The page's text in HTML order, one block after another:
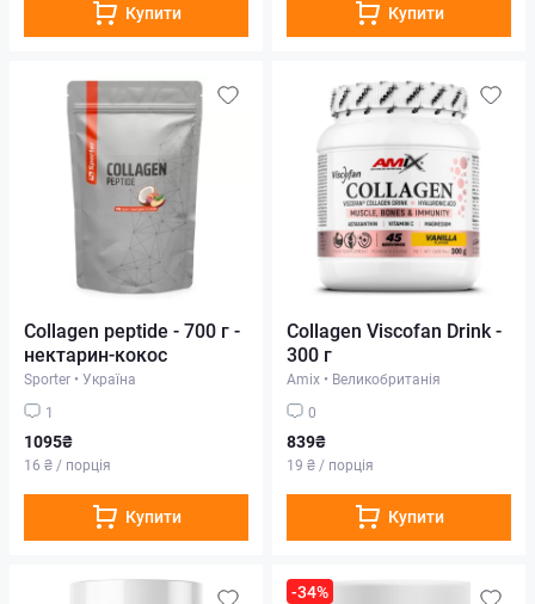
Купити Купити
Collagen peptide - 700 г -
нектарин-кокос
Sporter • Україна
1
1095₴
16 ₴ / порція
Купити
Collagen Viscofan Drink -
300 г
Amix • Великобританія
0
839₴
19 ₴ / порція
Купити
-34%